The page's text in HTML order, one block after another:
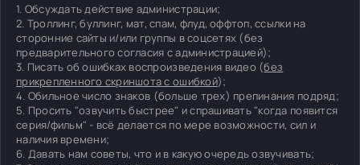
1. Обсуждать действие администрации;
2. Троллинг, буллинг, мат, спам, флуд, оффтоп, ссылки на
сторонние сайты и/или группы в соцсетях (без
предварительного согласия с администрацией);
3. Писать об ошибках воспроизведения видео (без
прикрепленного скриншота с ошибкой);
4. Обильное число знаков (больше трех) препинания подряд;
5. Просить "озвучить быстрее" и спрашивать "когда появится
серия/фильм" - всё делается по мере возможности, сил и
наличия времени;
6. Давать нам советы, что и в какую очередь озвучивать;